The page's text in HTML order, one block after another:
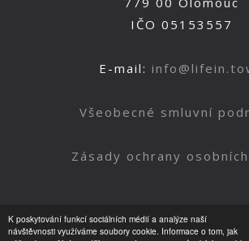
K poskytování funkcí sociálních médií a analýze naší
návštěvnosti využíváme soubory cookie. Informace o tom, jak
IČO 05153557
E-mail:
Všeobecné smluvní
Zásady ochrany
Nahoru